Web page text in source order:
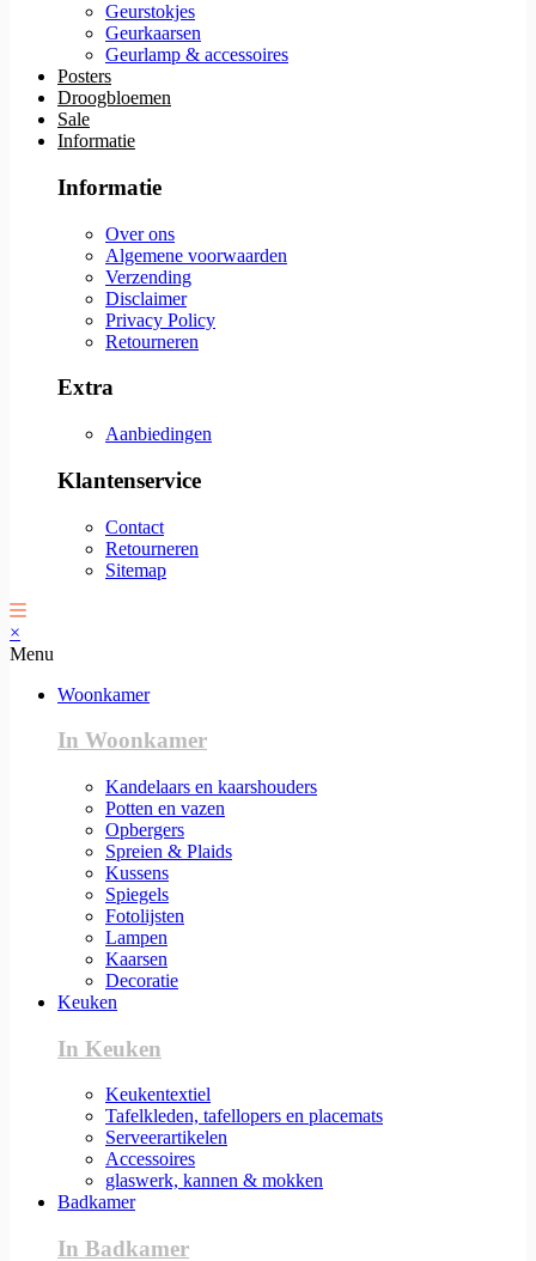
Geurstokjes
Geurkaarsen
Geurlamp & accessoires
Posters
Droogbloemen
Sale
Informatie
Informatie
Over ons
Algemene voorwaarden
Verzending
Disclaimer
Privacy Policy
Retourneren
Extra
Aanbiedingen
Klantenservice
Contact
Retourneren
Sitemap
×
Menu
Woonkamer
In Woonkamer
Kandelaars en kaarshouders
Potten en vazen
Opbergers
Spreien & Plaids
Kussens
Spiegels
Fotolijsten
Lampen
Kaarsen
Decoratie
Keuken
In Keuken
Keukentextiel
Tafelkleden, tafellopers en placemats
Serveerartikelen
Accessoires
glaswerk, kannen & mokken
Badkamer
In Badkamer